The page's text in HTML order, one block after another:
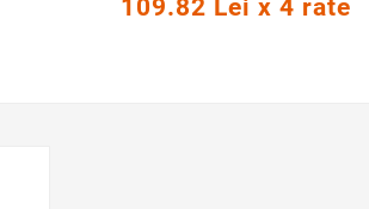
109.82 Lei x 4 rate